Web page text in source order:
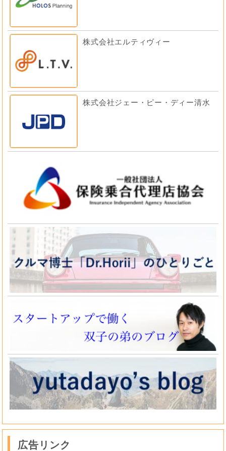
株式会社エルティヴィー
株式会社ジェー・ピー・ディー清水
広告リンク